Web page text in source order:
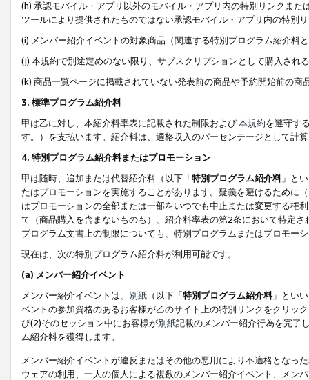
(h) 承認モバイル・アプリ以外のモバイル・アプリ内の特別リンクま
ツールにより提供されたものではない承認モバイル・アプリ内の特別
(i) メンバー紹介イベントの対象商品（関連する特別プログラム紹介料
(j) 本規約で別途定めのない限り、サブスクリプションとして購入され
(k) 商品一覧ページに掲載されていない発表前の商品や予約開始前の商
3. 標準プログラム紹介料
甲は乙に対し、本紹介料率表に記載された制限および本規約を遵守す
す。）を支払います。紹介料は、適格収入のパーセンテージとして計
4. 特別プログラム紹介料またはプロモーション
甲は随時、追加または代替紹介料（以下「特別プログラム紹介料」と
たはプロモーションを実施することがあります。疑義を避けるために
はプロモーションの全部または一部をいつでも中止または変更する権
て（商品購入を含まないものも）、紹介料率表の第2条において特定
プログラム文書上の制限についても、特別プログラムまたはプロモー
現在は、次の特別プログラム紹介料が利用可能です。
(a) メンバー紹介イベント
メンバー紹介イベントは、 別紙 （以下「特別プログラム紹介料」とい
ベントの参加資格のあるお客様が乙のサイト上の特別リンクをクリッ
び(2)そのセッション中にお客様が別紙記載のメンバー紹介行為を完了
ム紹介料を獲得します。
メンバー紹介イベントが違反またはその他の悪用により不適格となっ
ウェアの利用、一人の個人による複数のメンバー紹介イベント、メン